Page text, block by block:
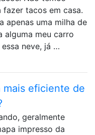
tacos em casa.
apenas uma milha de
alguma meu carro
neve, já …
mais eficiente de
geralmente
impresso da